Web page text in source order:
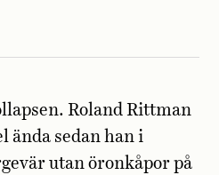
Roland Rittman
ända sedan han i
utan öronkåpor på